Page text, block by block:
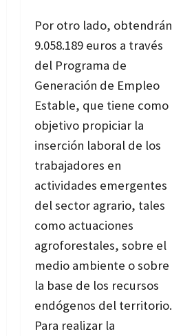
Por otro lado, obtendrán
9.058.189 euros a través
del Programa de
Generación de Empleo
Estable, que tiene como
objetivo propiciar la
inserción laboral de los
trabajadores en
actividades emergentes
del sector agrario, tales
como actuaciones
agroforestales, sobre el
medio ambiente o sobre
la base de los recursos
endógenos del territorio.
Para realizar la